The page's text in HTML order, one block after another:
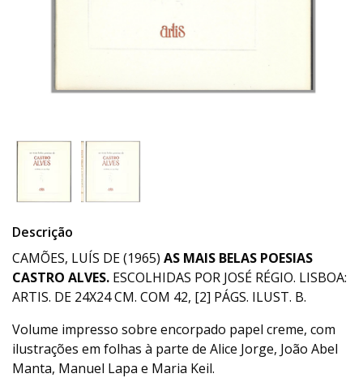
Descrição
CAMÕES, LUÍS DE (1965) AS MAIS BELAS POESIAS
CASTRO ALVES. ESCOLHIDAS POR JOSÉ RÉGIO. LISBOA:
ARTIS. DE 24X24 CM. COM 42, [2] PÁGS. ILUST. B.
Volume impresso sobre encorpado papel creme, com
ilustrações em folhas à parte de Alice Jorge, João Abel
Manta, Manuel Lapa e Maria Keil.